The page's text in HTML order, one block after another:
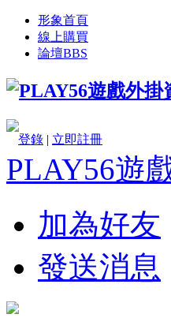
形象首頁
線上購買
論壇BBS
登錄 | 立即註冊
PLAY56遊
加為好友
發送消息